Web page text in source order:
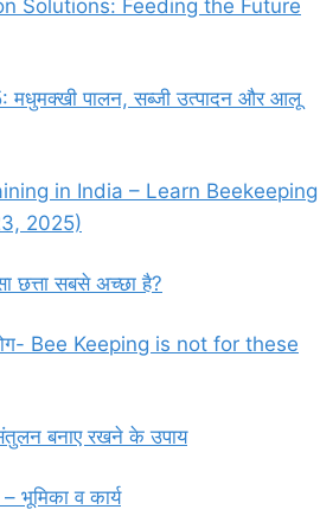
Solutions: Feeding the Future
मधुमक्खी पालन, सब्जी उत्पादन और आलू
in India – Learn Beekeeping
2025)
छत्ता सबसे अच्छा है?
Bee Keeping is not for these
बनाए रखने के उपाय
भूमिका व कार्य